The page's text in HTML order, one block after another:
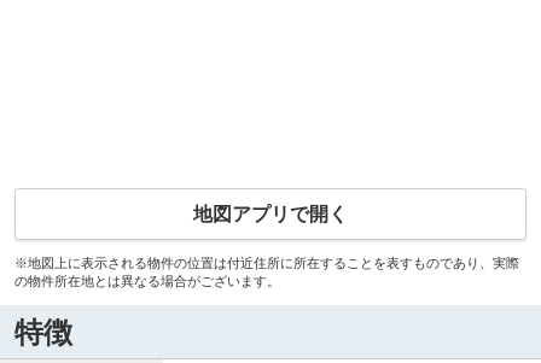
地図アプリで開く
※地図上に表示される物件の位置は付近住所に所在することを表すものであり、実際
の物件所在地とは異なる場合がございます。
特徴